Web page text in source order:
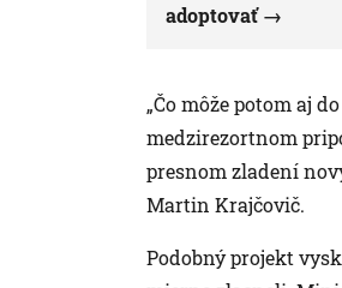
adoptovať
„Čo môže potom aj
medzirezortnom
presnom zladení
Martin Krajčovič.
Podobný projekt